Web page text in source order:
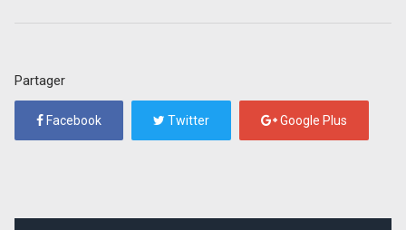
Partager
Facebook Twitter Google Plus